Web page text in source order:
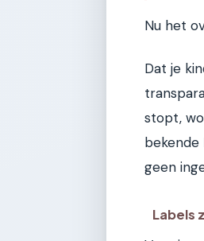
Nu het
Dat je
stopt,
bekende
geen
Labels